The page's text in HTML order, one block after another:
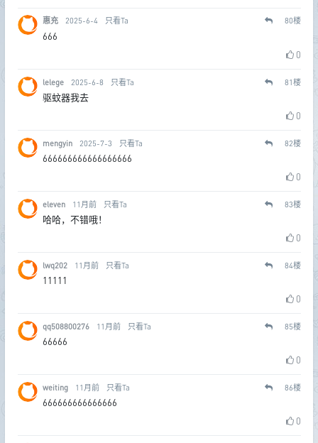
惠充 2025-6-4 只看Ta 80楼
666
0
lelege 2025-6-8 只看Ta 81楼
驱蚊器我去
0
mengyin 2025-7-3 只看Ta 82楼
666666666666666666
0
eleven 11月前 只看Ta 83楼
哈哈，不错哦！
0
lwq202 11月前 只看Ta 84楼
11111
0
qq508800276 11月前 只看Ta 85楼
66666
0
weiting 11月前 只看Ta 86楼
666666666666666
0